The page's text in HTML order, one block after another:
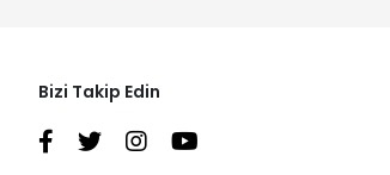
Bizi Takip Edin